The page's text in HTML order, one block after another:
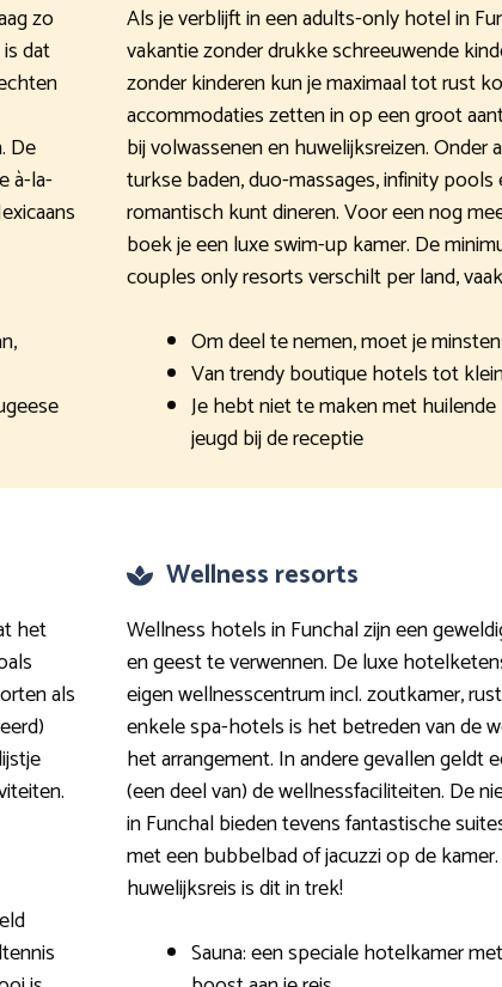
zo
dat
De
à-la-
Als je verblijft in een adults-only hotel in
vakantie zonder drukke schreeuwende
zonder kinderen kun je maximaal tot rust
accommodaties zetten in op een groot
bij volwassenen en huwelijksreizen. Onder
turkse baden, duo-massages, infinity pools
romantisch kunt dineren. Voor een nog
boek je een luxe swim-up kamer. De
couples only resorts verschilt per land, vaak
Om deel te nemen, moet je
Van trendy boutique hotels tot
Je hebt niet te maken met
jeugd bij de receptie
het
als
Wellness resorts
Wellness hotels in Funchal zijn een
en geest te verwennen. De luxe
eigen wellnesscentrum incl. zoutkamer,
enkele spa-hotels is het betreden van de
het arrangement. In andere gevallen geldt
(een deel van) de wellnessfaciliteiten. De
in Funchal bieden tevens fantastische
met een bubbelbad of jacuzzi op de
huwelijksreis is dit in trek!
Sauna: een speciale hotelkamer